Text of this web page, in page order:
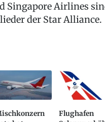
Singapore Airlines
der Star Alliance.
Flughafen